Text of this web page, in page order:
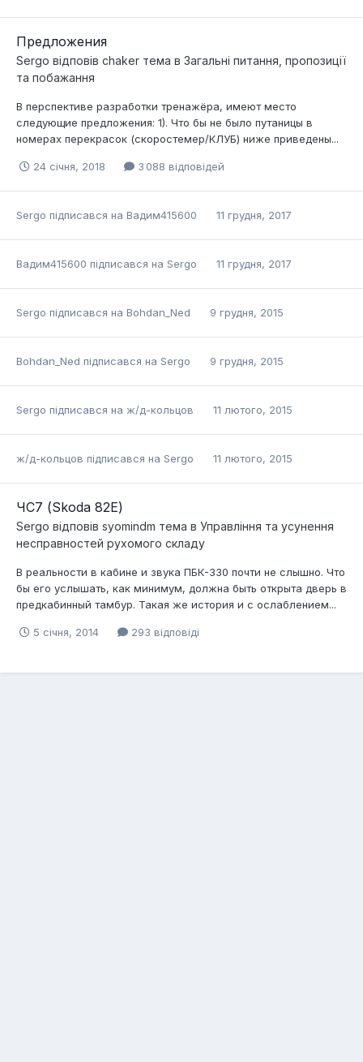
Предложения
Sergo відповів chaker тема в Загальні питання, пропозиції
та побажання
В перспективе разработки тренажёра, имеют место
следующие предложения: 1). Что бы не было путаницы в
номерах перекрасок (скоростемер/КЛУБ) ниже приведены...
24 січня, 2018 3 088 відповідей
Sergo підписався на Вадим415600 11 грудня, 2017
Вадим415600 підписався на Sergo 11 грудня, 2017
Sergo підписався на Bohdan_Ned 9 грудня, 2015
Bohdan_Ned підписався на Sergo 9 грудня, 2015
Sergo підписався на ж/д-кольцов 11 лютого, 2015
ж/д-кольцов підписався на Sergo 11 лютого, 2015
ЧС7 (Skoda 82E)
Sergo відповів syomindm тема в Управління та усунення
несправностей рухомого складу
В реальности в кабине и звука ПБК-330 почти не слышно. Что
бы его услышать, как минимум, должна быть открыта дверь в
предкабинный тамбур. Такая же история и с ослаблением...
5 січня, 2014 293 відповіді